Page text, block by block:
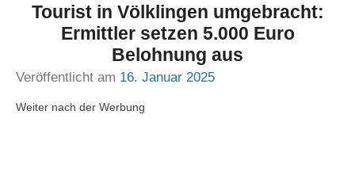
Tourist in Völklingen umgebracht:
Ermittler setzen 5.000 Euro
Belohnung aus
Veröffentlicht am 16. Januar 2025
Weiter nach der Werbung